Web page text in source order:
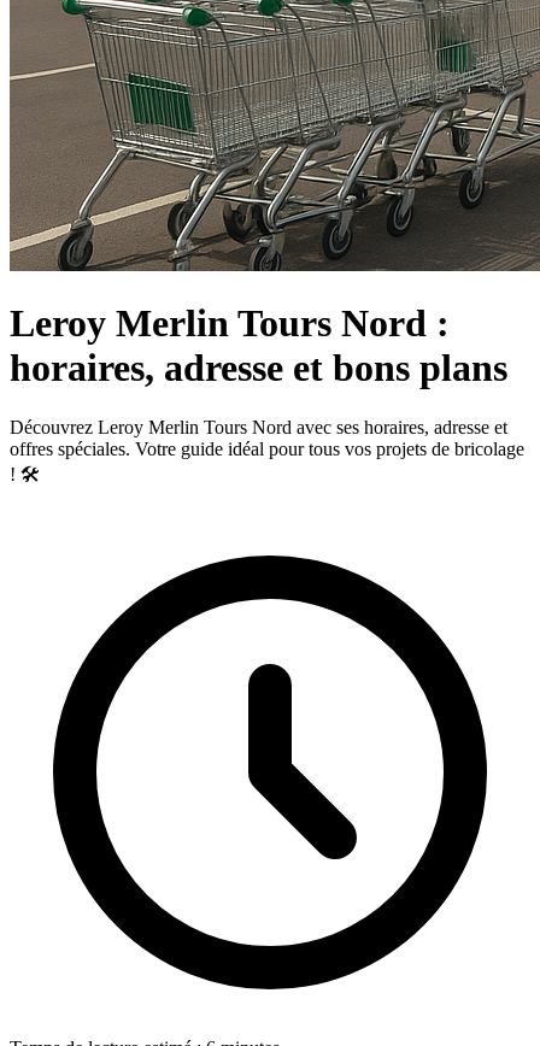
Leroy Merlin Tours Nord :
horaires, adresse et bons plans
Découvrez Leroy Merlin Tours Nord avec ses horaires, adresse et
offres spéciales. Votre guide idéal pour tous vos projets de bricolage
! 🛠️